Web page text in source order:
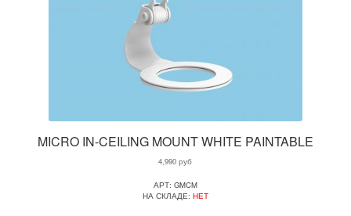
MICRO IN-CEILING MOUNT WHITE PAINTABLE
4,990 руб
АРТ: GMCM
НА СКЛАДЕ: НЕТ